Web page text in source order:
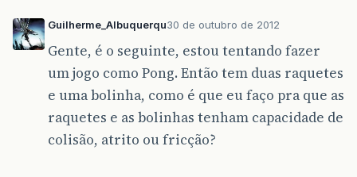
Guilherme_Albuquerqu30 de outubro de 2012
Gente, é o seguinte, estou tentando fazer
um jogo como Pong. Então tem duas raquetes
e uma bolinha, como é que eu faço pra que as
raquetes e as bolinhas tenham capacidade de
colisão, atrito ou fricção?